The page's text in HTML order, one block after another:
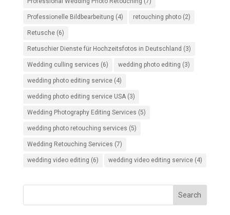
Professionelle Bildbearbeitung (4) retouching photo(2)
Retusche(6)
Retuschier Dienste für Hochzeitsfotos in Deutschland (3)
Wedding culling services (6) wedding photo editing (3)
wedding photo editing service(4)
wedding photo editing service USA(3)
Wedding Photography Editing Services (5)
wedding photo retouching services (5)
Wedding Retouching Services (7)
wedding video editing (6) wedding video editing service(4)
Search